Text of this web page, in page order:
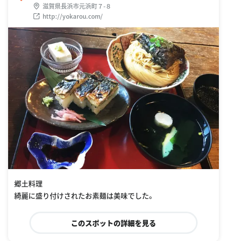
滋賀県長浜市元浜町７-８
http://yokarou.com/
郷土料理
綺麗に盛り付けされたお素麺は美味でした。
このスポットの詳細を見る